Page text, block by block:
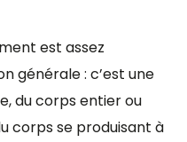
est assez
générale : c’est une
du corps entier ou
corps se produisant à